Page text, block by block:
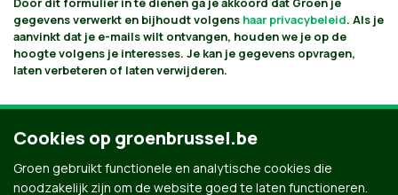
gegevens verwerkt en bijhoudt volgens haar privacybeleid. Als je
aanvinkt dat je e-mails wilt ontvangen, houden we je op de
hoogte volgens je interesses. Je kan je gegevens opvragen,
laten verbeteren of laten verwijderen.
Cookies op groenbrussel.be
Groen gebruikt functionele en analytische cookies die
noodzakelijk zijn om de website goed te laten functioneren.